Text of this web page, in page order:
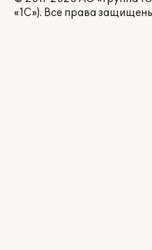
«1С»). Все права